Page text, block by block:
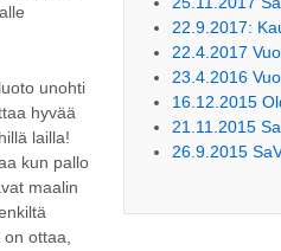
unohti
hyvää
lailla!
kun pallo
maalin
ottaa,
22.9.2017:
22.4.2017
23.4.2016
16.12.2015
21.11.2015
26.9.2015